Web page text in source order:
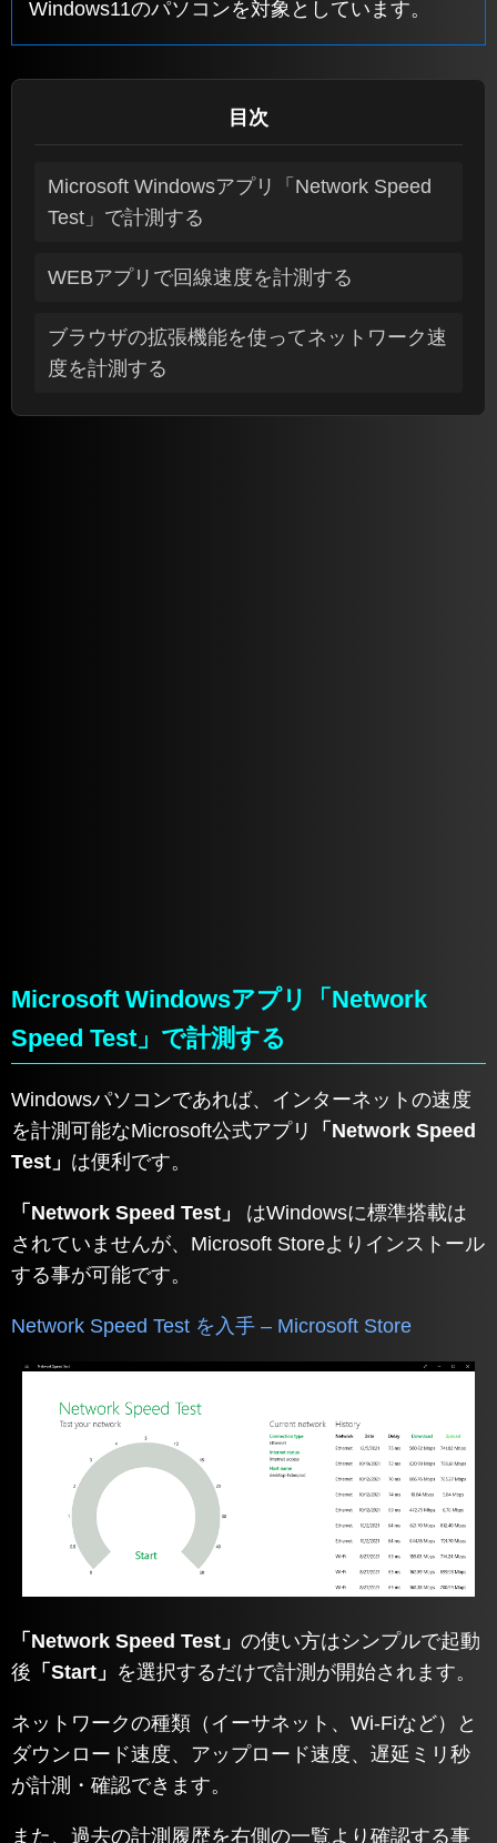
Windows11のパソコンを対象としています。
目次
Microsoft Windowsアプリ「Network Speed
Test」で計測する
WEBアプリで回線速度を計測する
ブラウザの拡張機能を使ってネットワーク速
度を計測する
Microsoft Windowsアプリ「Network
Speed Test」で計測する
Windowsパソコンであれば、インターネットの速度
を計測可能なMicrosoft公式アプリ
「Network Speed
Test」 は便利です。
「Network Speed Test」 はWindowsに標準搭載は
されていませんが、Microsoft Storeよりインストール
する事が可能です。
Network Speed Test を入手 – Microsoft Store
「Network Speed Test」 の使い方はシンプルで起動
後 「Start」 を選択するだけで計測が開始されます。
ネットワークの種類（イーサネット、Wi-Fiなど）と
ダウンロード速度、アップロード速度、遅延ミリ秒
が計測・確認できます。
また、過去の計測履歴を右側の一覧より確認する事